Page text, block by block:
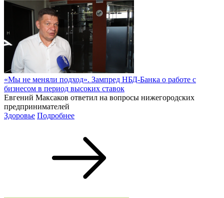
«Мы не меняли подход». Зампред НБД-Банка о работе с
бизнесом в период высоких ставок
Евгений Максаков ответил на вопросы нижегородских
предпринимателей
Здоровье Подробнее